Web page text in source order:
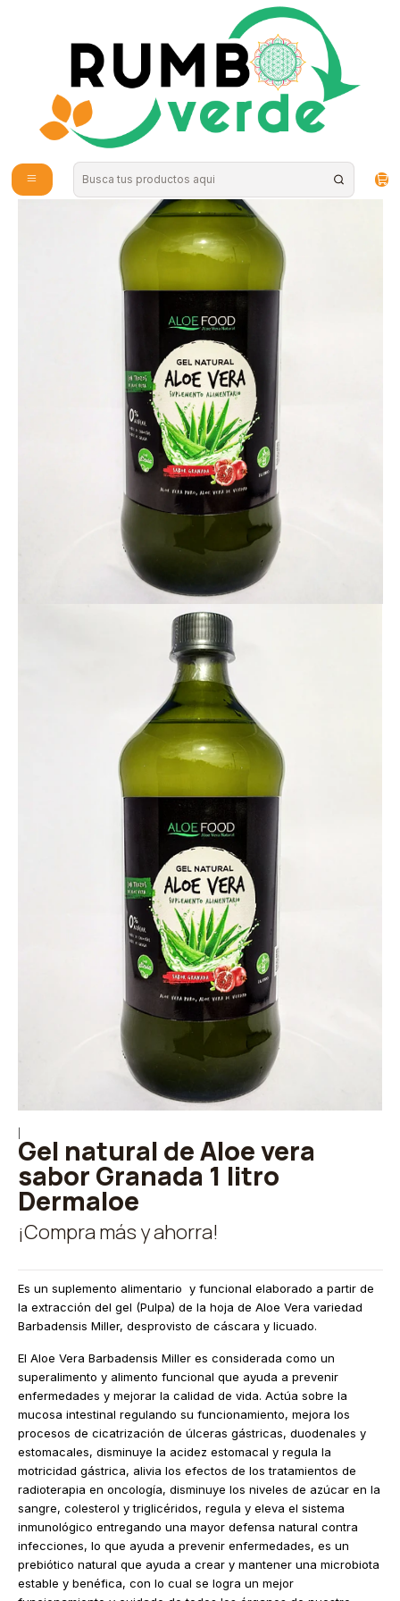
Envío gratis por compras sobre los 59.990 en la provincia de Santiago
Probióticos y Digestión
Gel natural de Aloe vera sabor Granada 1 litro Dermaloe
Gel natural de Aloe vera
sabor Granada 1 litro
Dermaloe
¡Compra más y ahorra!
Es un suplemento alimentario y funcional elaborado a partir de
la extracción del gel (Pulpa) de la hoja de Aloe Vera variedad
Barbadensis Miller, desprovisto de cáscara y licuado.
El Aloe Vera Barbadensis Miller es considerada como un
superalimento y alimento funcional que ayuda a prevenir
enfermedades y mejorar la calidad de vida. Actúa sobre la
mucosa intestinal regulando su funcionamiento, mejora los
procesos de cicatrización de úlceras gástricas, duodenales y
estomacales, disminuye la acidez estomacal y regula la
motricidad gástrica, alivia los efectos de los tratamientos de
radioterapia en oncología, disminuye los niveles de azúcar en la
sangre, colesterol y triglicéridos, regula y eleva el sistema
inmunológico entregando una mayor defensa natural contra
infecciones, lo que ayuda a prevenir enfermedades, es un
prebiótico natural que ayuda a crear y mantener una microbiota
estable y benéfica, con lo cual se logra un mejor